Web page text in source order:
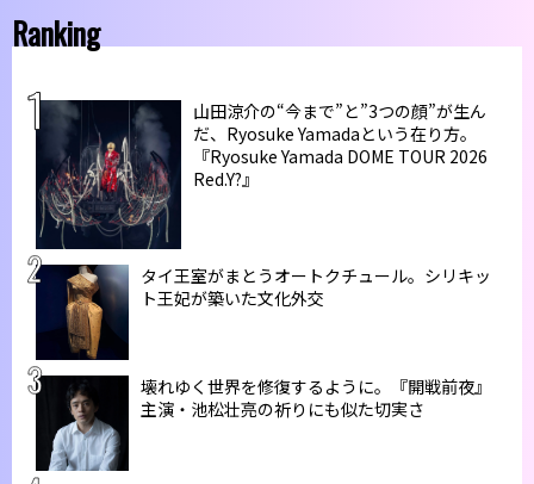
Ranking
山田涼介の“今まで”と”3つの顔”が生ん
だ、Ryosuke Yamadaという在り方。
『Ryosuke Yamada DOME TOUR 2026
Red.Y?』
タイ王室がまとうオートクチュール。シリキッ
ト王妃が築いた文化外交
壊れゆく世界を修復するように。『開戦前夜』
主演・池松壮亮の祈りにも似た切実さ